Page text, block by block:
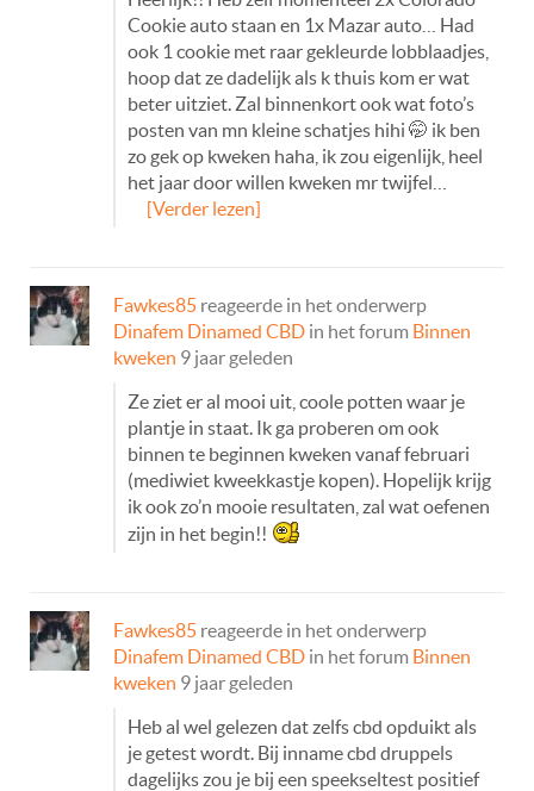
Cookie auto staan en 1x Mazar auto… Had
ook 1 cookie met raar gekleurde lobblaadjes,
hoop dat ze dadelijk als k thuis kom er wat
beter uitziet. Zal binnenkort ook wat foto’s
posten van mn kleine schatjes hihi 🤭 ik ben
zo gek op kweken haha, ik zou eigenlijk, heel
het jaar door willen kweken mr twijfel…
[Verder lezen]
Fawkes85 reageerde in het onderwerp
Dinafem Dinamed CBD in het forum Binnen
kweken 9 jaar geleden
Ze ziet er al mooi uit, coole potten waar je
plantje in staat. Ik ga proberen om ook
binnen te beginnen kweken vanaf februari
(mediwiet kweekkastje kopen). Hopelijk krijg
ik ook zo’n mooie resultaten, zal wat oefenen
zijn in het begin!!
Fawkes85 reageerde in het onderwerp
Dinafem Dinamed CBD in het forum Binnen
kweken 9 jaar geleden
Heb al wel gelezen dat zelfs cbd opduikt als
je getest wordt. Bij inname cbd druppels
dagelijks zou je bij een speekseltest positief